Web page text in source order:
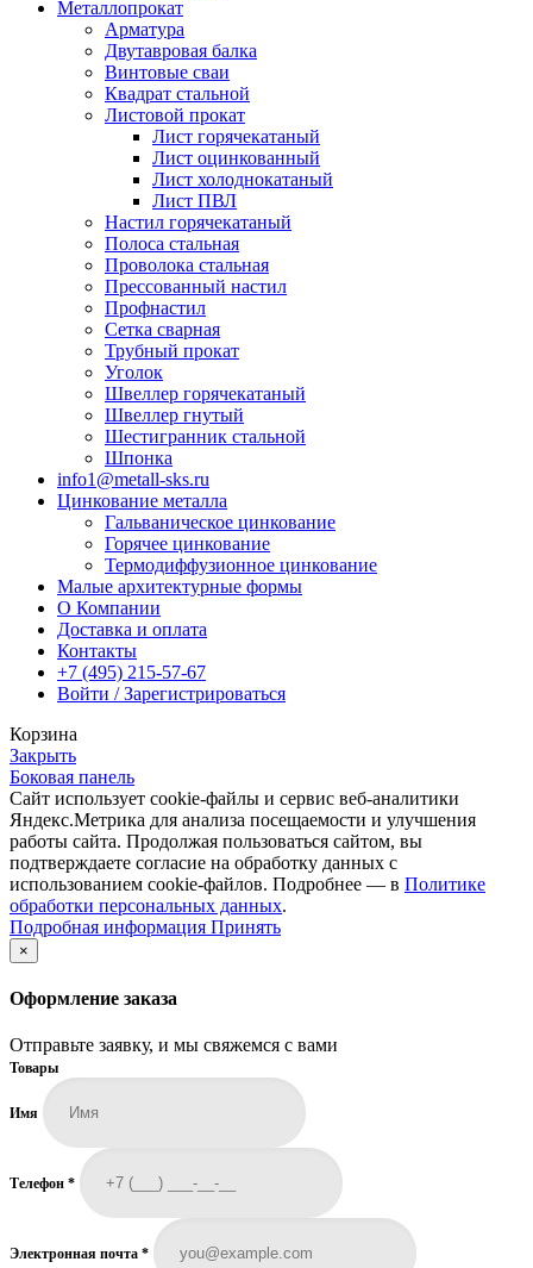
Металлопрокат
Арматура
Двутавровая балка
Винтовые сваи
Квадрат стальной
Листовой прокат
Лист горячекатаный
Лист оцинкованный
Лист холоднокатаный
Лист ПВЛ
Настил горячекатаный
Полоса стальная
Проволока стальная
Прессованный настил
Профнастил
Сетка сварная
Трубный прокат
Уголок
Швеллер горячекатаный
Швеллер гнутый
Шестигранник стальной
Шпонка
info1@metall-sks.ru
Цинкование металла
Гальваническое цинкование
Горячее цинкование
Термодиффузионное цинкование
Малые архитектурные формы
О Компании
Доставка и оплата
Контакты
+7 (495) 215-57-67
Войти / Зарегистрироваться
Корзина
Закрыть
Боковая панель
Сайт использует cookie-файлы и сервис веб-аналитики
Яндекс.Метрика для анализа посещаемости и улучшения
работы сайта. Продолжая пользоваться сайтом, вы
подтверждаете согласие на обработку данных с
использованием cookie-файлов. Подробнее — в Политике
обработки персональных данных.
Подробная информация Подробная
Принять
×
Оформление заказа
Отправьте заявку, и мы свяжемся с вами
Товары
Имя
Телефон *
Электронная почта *